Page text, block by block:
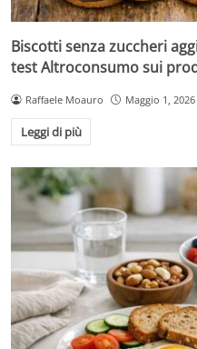
Biscotti senza zuccheri
test Altroconsumo sui
Raffaele Moauro Maggio 1, 2026
Leggi di più